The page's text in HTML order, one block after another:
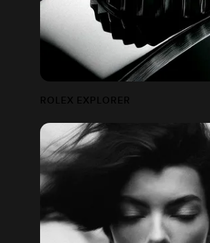
ROLEX EXPLORER